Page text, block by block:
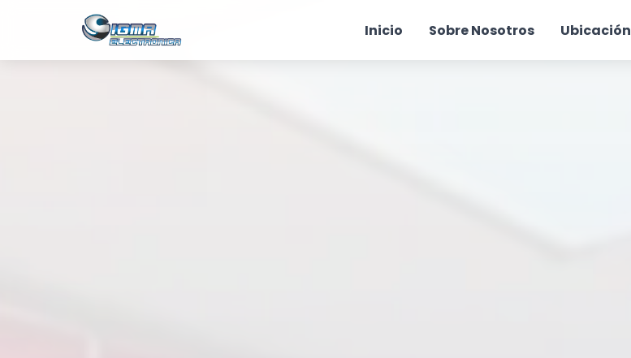
Inicio Sobre Nosotros Ubicación